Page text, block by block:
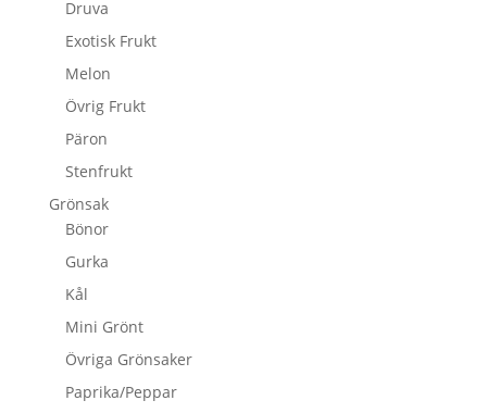
Druva
Exotisk Frukt
Melon
Övrig Frukt
Päron
Stenfrukt
Grönsak
Bönor
Gurka
Kål
Mini Grönt
Övriga Grönsaker
Paprika/Peppar